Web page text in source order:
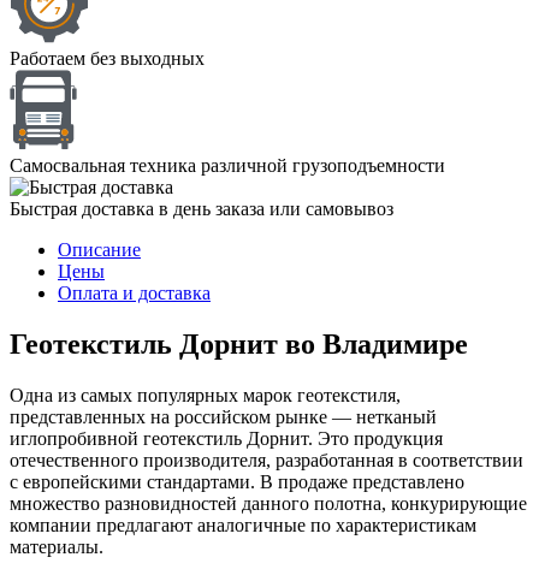
Работаем без выходных
Cамосвальная техника различной грузоподъемности
Быстрая доставка в день заказа или самовывоз
Описание
Цены
Оплата и доставка
Геотекстиль Дорнит во Владимире
Одна из самых популярных марок геотекстиля,
представленных на российском рынке — нетканый
иглопробивной геотекстиль Дорнит. Это продукция
отечественного производителя, разработанная в соответствии
с европейскими стандартами. В продаже представлено
множество разновидностей данного полотна, конкурирующие
компании предлагают аналогичные по характеристикам
материалы.